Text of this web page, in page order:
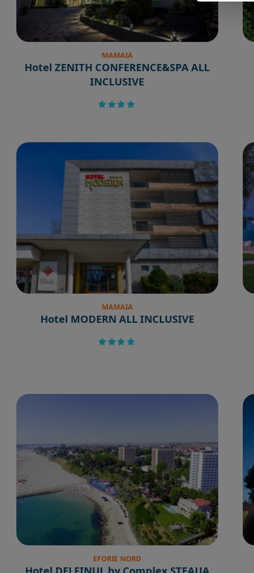
MAMAIA
Hotel ZENITH CONFERENCE&SPA ALL
INCLUSIVE
MAMAIA
Hotel MODERN ALL INCLUSIVE
EFORIE NORD